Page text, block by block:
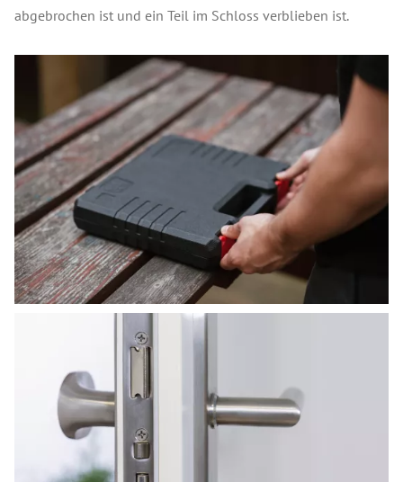
abgebrochen ist und ein Teil im Schloss verblieben ist.